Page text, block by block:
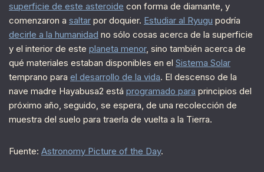
superficie de este asteroide con forma de diamante, y
comenzaron a saltar por doquier. Estudiar al Ryugu podría
decirle a la humanidad no sólo cosas acerca de la superficie
y el interior de este planeta menor, sino también acerca de
qué materiales estaban disponibles en el Sistema Solar
temprano para el desarrollo de la vida. El descenso de la
nave madre Hayabusa2 está programado para principios del
próximo año, seguido, se espera, de una recolección de
muestra del suelo para traerla de vuelta a la Tierra.
Fuente: Astronomy Picture of the Day.